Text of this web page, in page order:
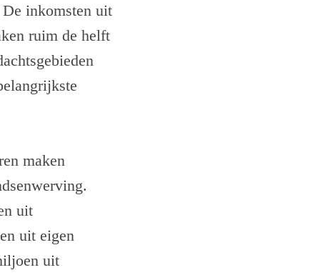
inkomsten uit
ruim de helft
maken
uit
uit eigen
uit